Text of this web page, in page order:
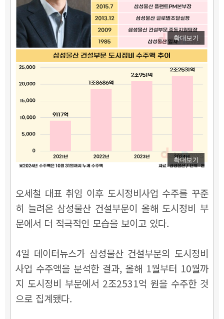
확대보기
확대보기
오세철 대표 취임 이후 도시정비사업 수주를 꾸준
히 늘려온 삼성물산 건설부문이 올해 도시정비 부
문에서 더 적극적인 모습을 보이고 있다.
4일 데이터뉴스가 삼성물산 건설부문의 도시정비
사업 수주액을 분석한 결과, 올해 1월부터 10월까
지 도시정비 부문에서 2조2531억 원을 수주한 것
으로 집계됐다.